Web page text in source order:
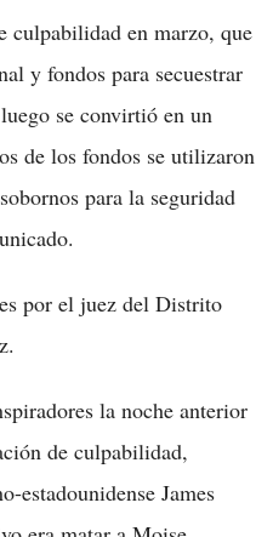
culpabilidad en marzo, que
y fondos para secuestrar
se convirtió en un
de los fondos se utilizaron
para la seguridad
por el juez del Distrito
la noche anterior
de culpabilidad,
estadounidense James